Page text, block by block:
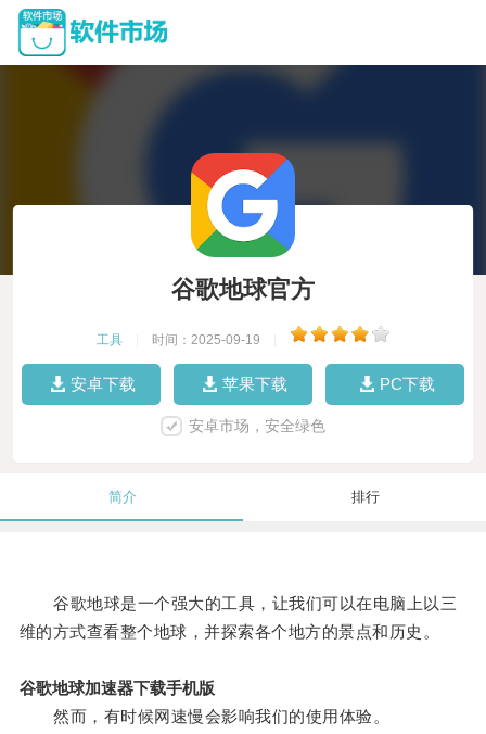
谷歌地球官方
工具 时间：2025-09-19
安卓下载 苹果下载 PC下载
安卓市场，安全绿色
简介 排行
谷歌地球是一个强大的工具，让我们可以在电脑上以三
维的方式查看整个地球，并探索各个地方的景点和历史。
谷歌地球加速器下载手机版
然而，有时候网速慢会影响我们的使用体验。